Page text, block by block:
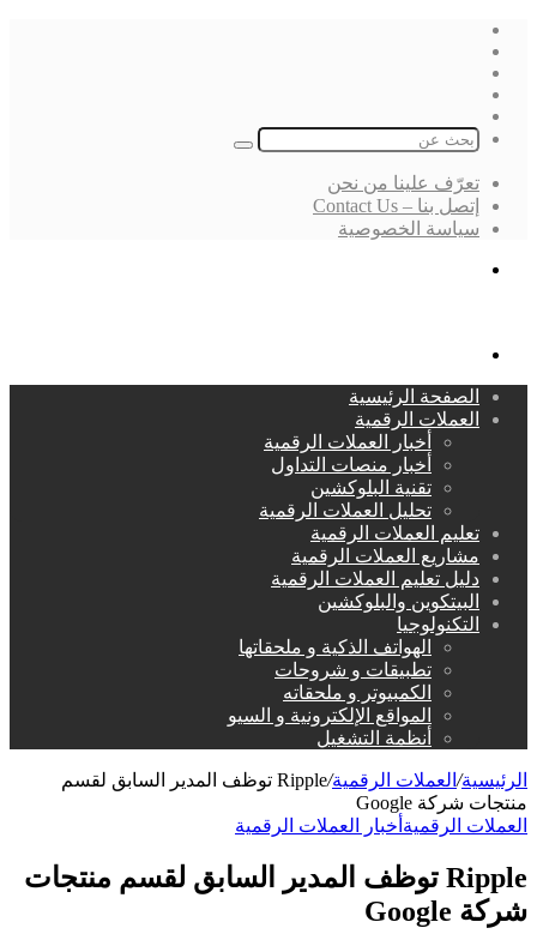
بحث
تعرّف علينا من نحن
إتصل بنا – Contact Us
سياسة الخصوصية
الصفحة الرئيسية
العملات الرقمية
أخبار العملات الرقمية
أخبار منصات التداول
تقنية البلوكشين
تحليل العملات الرقمية
تعليم العملات الرقمية
مشاريع العملات الرقمية
دليل تعليم العملات الرقمية
البيتكوين والبلوكشين
التكنولوجيا
الهواتف الذكية و ملحقاتها
تطبيقات و شروحات
الكمبيوتر و ملحقاته
المواقع الإلكترونية و السيو
أنظمة التشغيل
الرئيسية/ العملات الرقمية/
Ripple توظف المدير السابق لقسم
منتجات شركة Google
العملات الرقمية أخبار العملات الرقمية
Ripple توظف المدير السابق لقسم منتجات
شركة Google